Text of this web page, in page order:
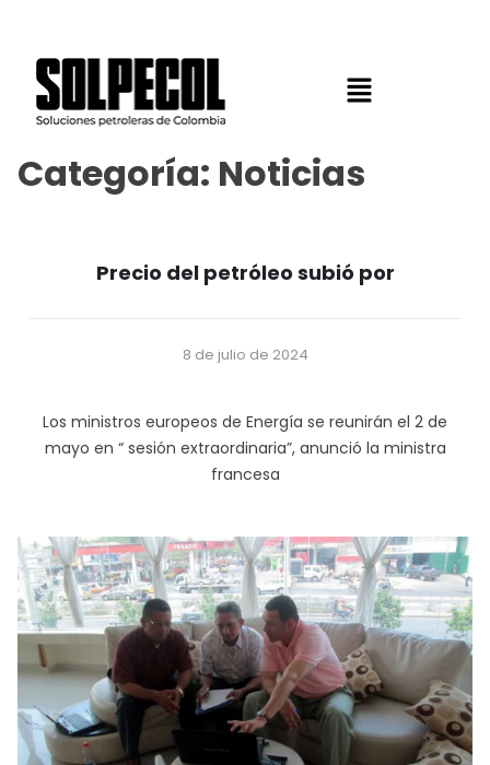
Categoría: Noticias
Precio del petróleo subió por
8 de julio de 2024
Los ministros europeos de Energía se reunirán el 2 de
mayo en “ sesión extraordinaria”, anunció la ministra
francesa